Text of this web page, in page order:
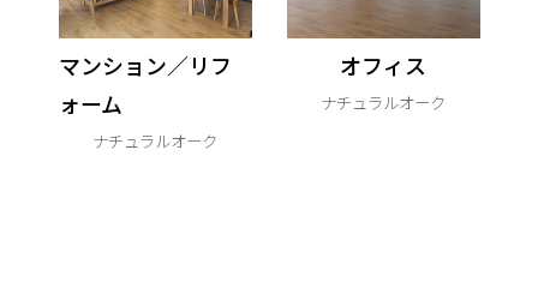
オフィス
ナチュラルオーク
百年住宅